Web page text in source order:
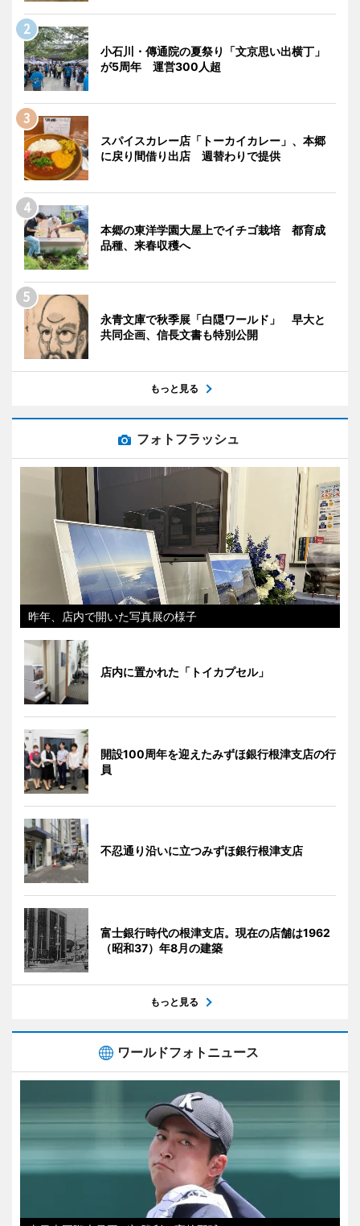
小石川・傳通院の夏祭り「文京思い出横丁」
が5周年 運営300人超
スパイスカレー店「トーカイカレー」、本郷
に戻り間借り出店 週替わりで提供
本郷の東洋学園大屋上でイチゴ栽培 都育成
品種、来春収穫へ
永青文庫で秋季展「白隠ワールド」 早大と
共同企画、信長文書も特別公開
もっと見る
フォトフラッシュ
昨年、店内で開いた写真展の様子
店内に置かれた「トイカプセル」
開設100周年を迎えたみずほ銀行根津支店の行
員
不忍通り沿いに立つみずほ銀行根津支店
富士銀行時代の根津支店。現在の店舗は1962
（昭和37）年8月の建築
もっと見る
ワールドフォトニュース